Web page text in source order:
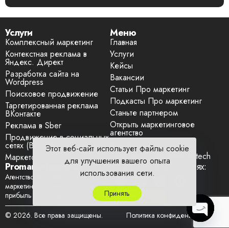
Услуги
Комплексный маркетинг
Контекстная реклама в
Яндекс. Директ
Разработка сайта на
Wordpress
Поисковое продвижение
Таргетированная реклама
ВКонтакте
Реклама в Sber
Продвижение в социальных
сетях (ВКонтакте)
Маркетолог на аутсорсинге
Меню
Главная
Услуги
Кейсы
Вакансии
Статьи Про маркетинг
Подкасты Про маркетинг
Станьте партнером
Открыть маркетинговое
агентство
Контакты
Партнеры Promarketing.tech
Promarketing.tech
Агентство комплексного
маркетинга. Более 12 лет приносим
прибыль бизнесам.
Мы в социальных сетях:
© 2026. Все права защищены. Политика конфиденциальности
Этот веб-сайт использует файлы cookie
для улучшения вашего опыта
использования сети.
Принять